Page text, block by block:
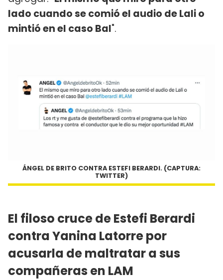
lado cuando se comió el audio de Lali o
mintió en el caso Bal".
ÁNGEL DE BRITO CONTRA ESTEFI BERARDI. (CAPTURA:
TWITTER)
El filoso cruce de Estefi Berardi
contra Yanina Latorre por
acusarla de maltratar a sus
compañeras en LAM